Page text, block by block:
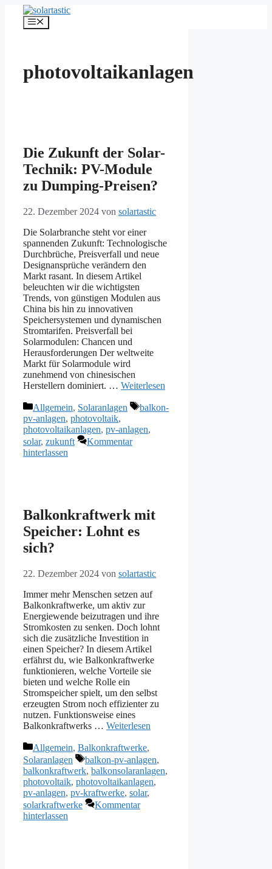
Inhalt
springen
Menü
photovoltaikanlagen
Die Zukunft der Solar-
Technik: PV-Module
zu Dumping-Preisen?
22. Dezember 2024 von solartastic
Die Solarbranche steht vor einer
spannenden Zukunft: Technologische
Durchbrüche, Preisverfall und neue
Designansprüche verändern den
Markt rasant. In diesem Artikel
beleuchten wir die wichtigsten
Trends, von günstigen Modulen aus
China bis hin zu innovativen
Speichersystemen und dynamischen
Stromtarifen. Preisverfall bei
Solarmodulen: Chancen und
Herausforderungen Der weltweite
Markt für Solarmodule wird
zunehmend von chinesischen
Herstellern dominiert. … Weiterlesen
Kategorien
Allgemein, Solaranlagen Schlagwörter
balkon-
pv-anlagen, photovoltaik,
photovoltaikanlagen, pv-anlagen,
solar, zukunft
Kommentar
hinterlassen
Balkonkraftwerk mit
Speicher: Lohnt es
sich?
22. Dezember 2024 von solartastic
Immer mehr Menschen setzen auf
Balkonkraftwerke, um aktiv zur
Energiewende beizutragen und ihre
Stromkosten zu senken. Doch lohnt
sich die zusätzliche Investition in
einen Speicher? In diesem Artikel
erfährst du, wie Balkonkraftwerke
funktionieren, welche Vorteile sie
bieten und welche Rolle ein
Stromspeicher spielt, um den selbst
erzeugten Strom noch effizienter zu
nutzen. Funktionsweise eines
Balkonkraftwerks … Weiterlesen
Kategorien
Allgemein, Balkonkraftwerke,
Solaranlagen
Schlagwörter
balkon-pv-anlagen,
balkonkraftwerk, balkonsolaranlagen,
photovoltaik, photovoltaikanlagen,
pv-anlagen, pv-kraftwerke, solar,
solarkraftwerke
Kommentar
hinterlassen